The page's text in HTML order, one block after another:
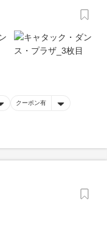
クーポン有